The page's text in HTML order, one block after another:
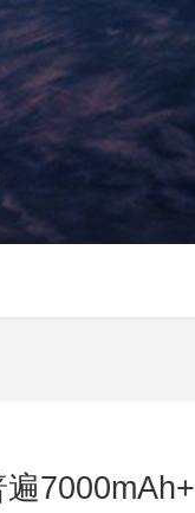
7000mAh+